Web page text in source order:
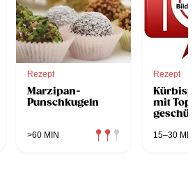
Rezept
Marzipan-
Punschkugeln
>60 MIN
Rezept
mit
15–30 MIN